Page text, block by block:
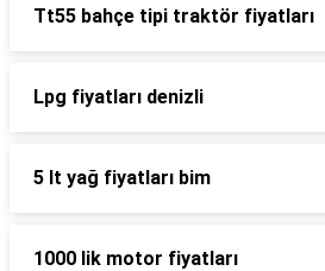
Tt55 bahçe tipi traktör fiyatları
Lpg fiyatları denizli
5 lt yağ fiyatları bim
1000 lik motor fiyatları